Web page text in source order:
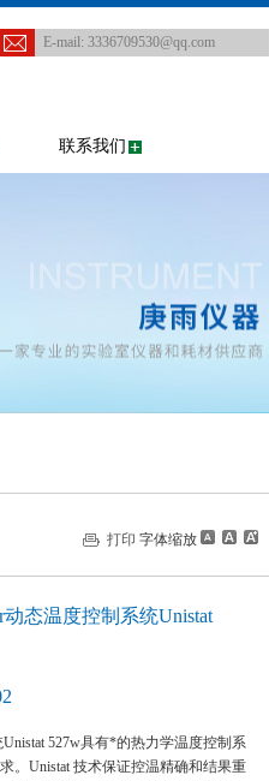
E-mail: 3336709530@qq.com
联系我们
打印 字体缩放
态温度控制系统Unistat
527w具有*的热力学温度控制系
。Unistat 技术保证控温精确和结果重